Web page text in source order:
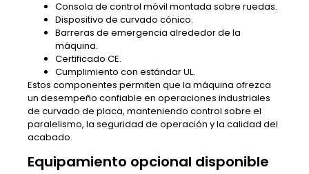
Consola de control móvil montada sobre ruedas.
Dispositivo de curvado cónico.
Barreras de emergencia alrededor de la
máquina.
Certificado CE.
Cumplimiento con estándar UL.
Estos componentes permiten que la máquina ofrezca
un desempeño confiable en operaciones industriales
de curvado de placa, manteniendo control sobre el
paralelismo, la seguridad de operación y la calidad del
acabado.
Equipamiento opcional disponible